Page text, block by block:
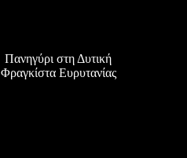
Πανηγύρι στη Δυτική
Φραγκίστα Ευρυτανίας